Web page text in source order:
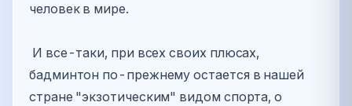
человек в мире.
И все-таки, при всех своих плюсах,
бадминтон по-прежнему остается в нашей
стране "экзотическим" видом спорта, о